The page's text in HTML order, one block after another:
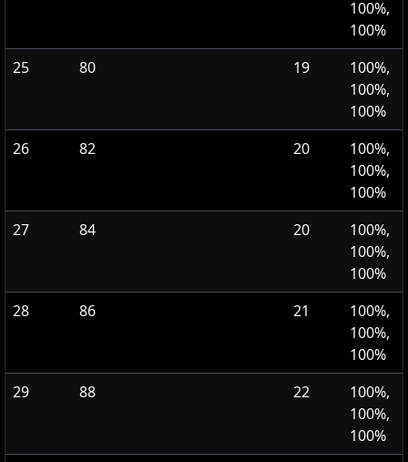
100%,
100%
25
80 19
100%,
100%,
100%
26
82 20
100%,
100%,
100%
27
84 20
100%,
100%,
100%
28
86 21
100%,
100%,
100%
29
88 22
100%,
100%,
100%